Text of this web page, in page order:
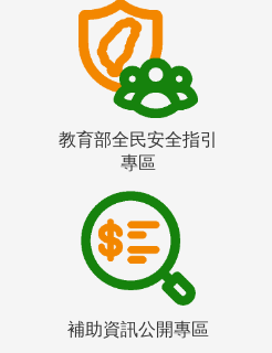
教育部全民安全指引
專區
補助資訊公開專區